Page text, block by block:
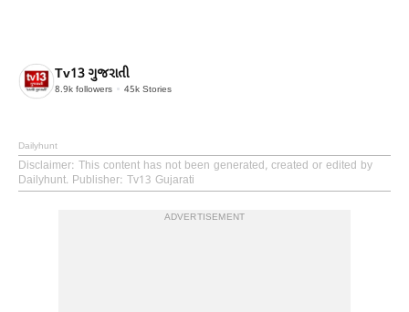
Tv13 ગુજરાતી
8.9k followers 45k Stories
Dailyhunt
Disclaimer: This content has not been generated, created or edited by
Dailyhunt. Publisher: Tv13 Gujarati
ADVERTISEMENT